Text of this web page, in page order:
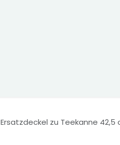
Ersatzdeckel zu Teekanne 42,5